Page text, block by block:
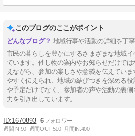
このブログのここがポイント
地域行事や活動の詳細を丁
市民の暮らしを豊かにするさまざまな地域
ています。催し物の案内やお知らせだけで
えながら、参加の楽しさや意義を伝えてい
やすく伝えられ、地域の結びつきを深める
や予定だけでなく、参加者の声や活動の裏
力を引き出しています。
1670893 6
週間IN:90 週間OUT:510 月間IN:400